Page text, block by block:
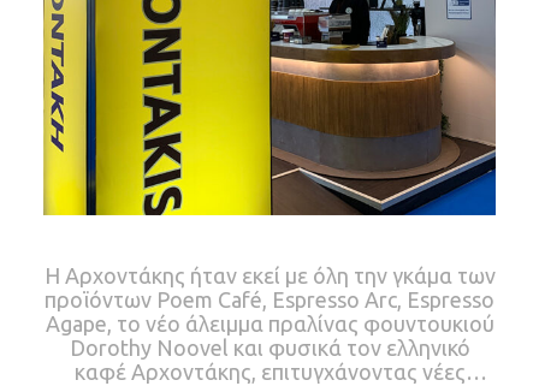
Η Αρχοντάκης ήταν εκεί με όλη την γκάμα των
προϊόντων Poem Café, Espresso Arc, Espresso
Agape, το νέο άλειμμα πραλίνας φουντουκιού
Dorothy Noovel και φυσικά τον ελληνικό
καφέ Αρχοντάκης, επιτυγχάνοντας νέες